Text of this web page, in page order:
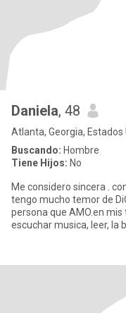
Daniela, 48
Atlanta, Georgia, Estados
Buscando: Hombre
Tiene Hijos: No
Me considero sincera .
tengo mucho temor de
persona que AMO.en
escuchar musica, leer, la